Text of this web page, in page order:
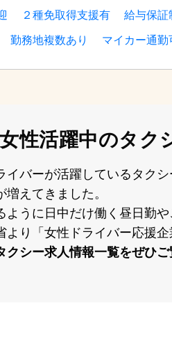
２種免取得支援有 給与保証
勤務地複数あり マイカー通勤
性活躍中のタク
イバーが活躍しているタク
えてきました。
ように⽇中だけ働く昼⽇勤
より「⼥性ドライバー応援
クシー求⼈情報⼀覧をぜひ